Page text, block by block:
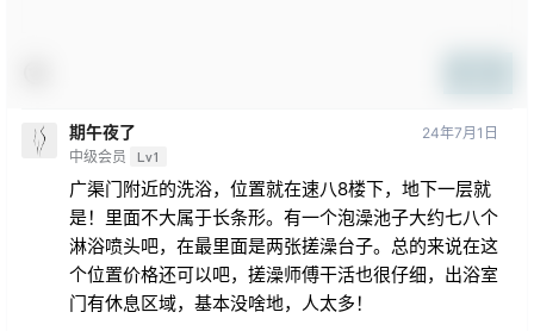
期午夜了
中级会员 Lv1
24年7月1日
广渠门附近的洗浴，位置就在速八8楼下，地下一层就
是！里面不大属于长条形。有一个泡澡池子大约七八个
淋浴喷头吧，在最里面是两张搓澡台子。总的来说在这
个位置价格还可以吧，搓澡师傅干活也很仔细，出浴室
门有休息区域，基本没啥地，人太多！